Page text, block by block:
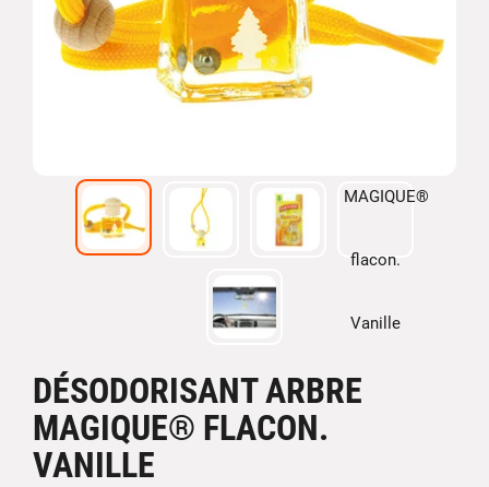
DÉSODORISANT ARBRE
MAGIQUE® FLACON.
VANILLE